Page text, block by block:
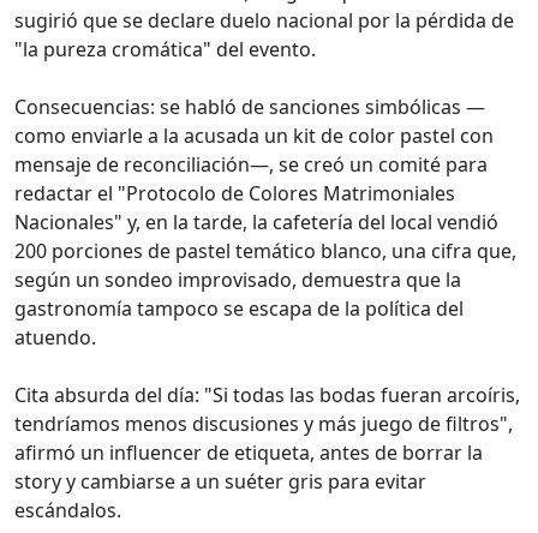
sugirió que se declare duelo nacional por la pérdida de
"la pureza cromática" del evento.
Consecuencias: se habló de sanciones simbólicas —
como enviarle a la acusada un kit de color pastel con
mensaje de reconciliación—, se creó un comité para
redactar el "Protocolo de Colores Matrimoniales
Nacionales" y, en la tarde, la cafetería del local vendió
200 porciones de pastel temático blanco, una cifra que,
según un sondeo improvisado, demuestra que la
gastronomía tampoco se escapa de la política del
atuendo.
Cita absurda del día: "Si todas las bodas fueran arcoíris,
tendríamos menos discusiones y más juego de filtros",
afirmó un influencer de etiqueta, antes de borrar la
story y cambiarse a un suéter gris para evitar
escándalos.